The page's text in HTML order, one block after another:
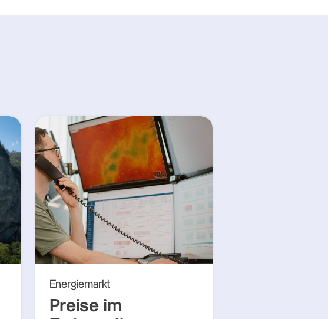
Energiemarkt
Preise im